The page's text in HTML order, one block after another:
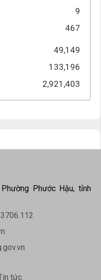
9
467
49,149
133,196
2,921,403
Phước Hậu, tỉnh
tức